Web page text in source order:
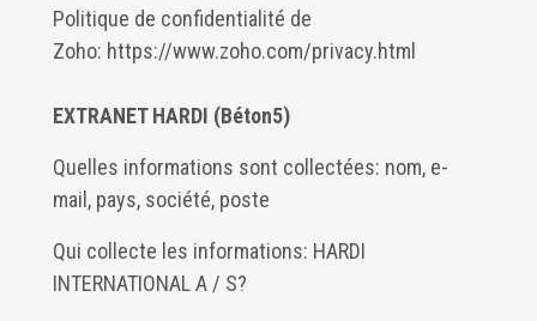
Politique de confidentialité de
Zoho: https://www.zoho.com/privacy.html
EXTRANET HARDI (Béton5)
Quelles informations sont collectées: nom, e-
mail, pays, société, poste
Qui collecte les informations: HARDI
INTERNATIONAL A / S?